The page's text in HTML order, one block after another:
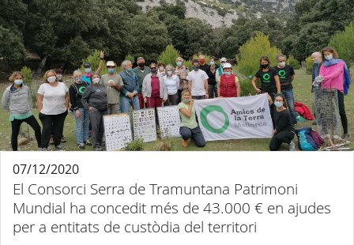
El Consorci Serra de Tramuntana Patrimoni
Mundial ha concedit més de 43.000 € en ajudes
per a entitats de custòdia del territori
07/12/2020